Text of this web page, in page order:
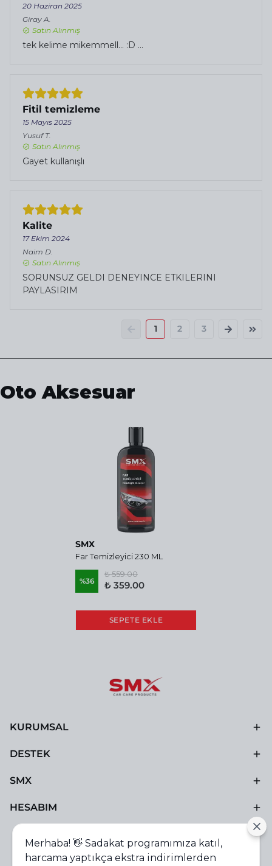
20 Haziran 2025
Giray A.
Satın Alınmış
tek kelime mikemmell... :D ...
Fitil temizleme
15 Mayıs 2025
Yusuf T.
Satın Alınmış
Gayet kullanışlı
Kalite
17 Ekim 2024
Naim D.
Satın Alınmış
SORUNSUZ GELDI DENEYINCE ETKILERINI
PAYLASIRIM
1 2 3
Oto Aksesuar
SMX
Far Temizleyici 230 ML
%36
₺ 559.00
₺ 359.00
SEPETE EKLE
KURUMSAL
DESTEK
SMX
HESABIM
Merhaba! 👋 Sadakat programımıza katıl,
harcama yaptıkça ekstra indirimlerden